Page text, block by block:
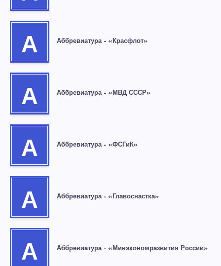
А Аббревиатура – «Красфлот»
А Аббревиатура – «МВД СССР»
А Аббревиатура – «ФСГиК»
А Аббревиатура – «Главоснастка»
А Аббревиатура – «Минэкономразвития России»